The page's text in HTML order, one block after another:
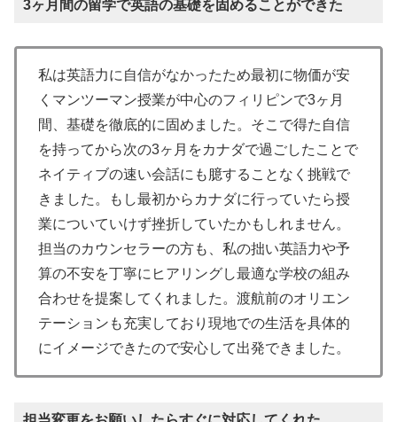
3ヶ月間の留学で英語の基礎を固めることができた
私は英語力に自信がなかったため最初に物価が安
くマンツーマン授業が中心のフィリピンで3ヶ月
間、基礎を徹底的に固めました。そこで得た自信
を持ってから次の3ヶ月をカナダで過ごしたことで
ネイティブの速い会話にも臆することなく挑戦で
きました。もし最初からカナダに行っていたら授
業についていけず挫折していたかもしれません。
担当のカウンセラーの方も、私の拙い英語力や予
算の不安を丁寧にヒアリングし最適な学校の組み
合わせを提案してくれました。渡航前のオリエン
テーションも充実しており現地での生活を具体的
にイメージできたので安心して出発できました。